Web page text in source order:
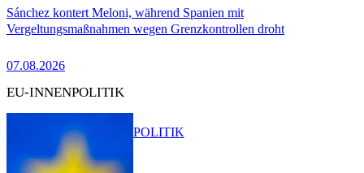
Sánchez kontert Meloni, während Spanien mit
Vergeltungsmaßnahmen wegen Grenzkontrollen droht
07.08.2026
EU-INNENPOLITIK
POLITIK